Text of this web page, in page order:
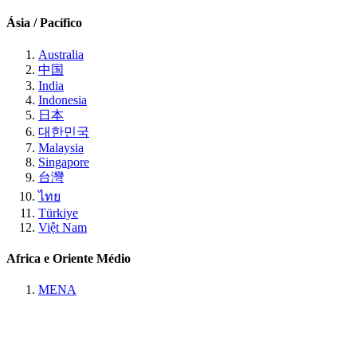
Ásia / Pacífico
Australia
中国
India
Indonesia
日本
대한민국
Malaysia
Singapore
台灣
ไทย
Türkiye
Việt Nam
Africa e Oriente Médio
MENA